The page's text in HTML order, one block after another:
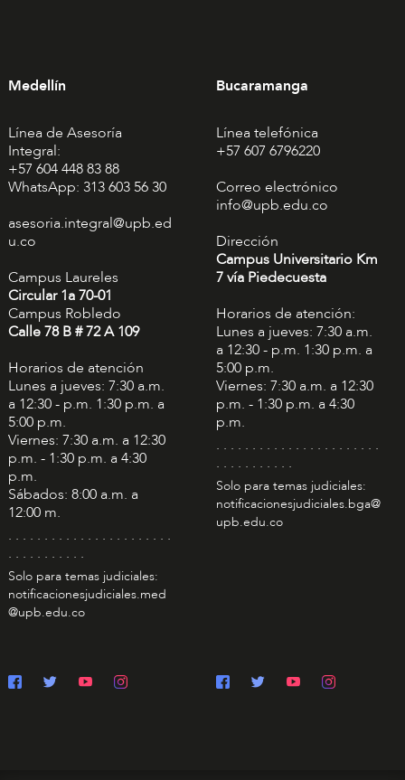
Medellín
Línea de Asesoría
Integral:
+57 604 448 83 88
WhatsApp: 313 603 56 30
asesoria.integral@upb.ed
u.co
Campus Laureles
Circular 1a 70-01
Campus Robledo
Calle 78 B # 72 A 109
Horarios de atención
Lunes a jueves: 7:30 a.m.
a 12:30 - p.m. 1:30 p.m. a
5:00 p.m.
Viernes: 7:30 a.m. a 12:30
p.m. - 1:30 p.m. a 4:30
p.m.
Sábados: 8:00 a.m. a
12:00 m.
. . . . . . . . . . . . . . . . . . . . . . .
. . . . . . . . . . .
Solo para temas judiciales:
notificacionesjudiciales.med
@upb.edu.co
Bucaramanga
Línea telefónica
+57 607 6796220
Correo electrónico
info@upb.edu.co
Dirección
Campus Universitario Km
7 vía Piedecuesta
Horarios de atención:
Lunes a jueves: 7:30 a.m.
a 12:30 - p.m. 1:30 p.m. a
5:00 p.m.
Viernes: 7:30 a.m. a 12:30
p.m. - 1:30 p.m. a 4:30
p.m.
. . . . . . . . . . . . . . . . . . . . . . .
. . . . . . . . . . .
Solo para temas judiciales:
notificacionesjudiciales.bga@
upb.edu.co